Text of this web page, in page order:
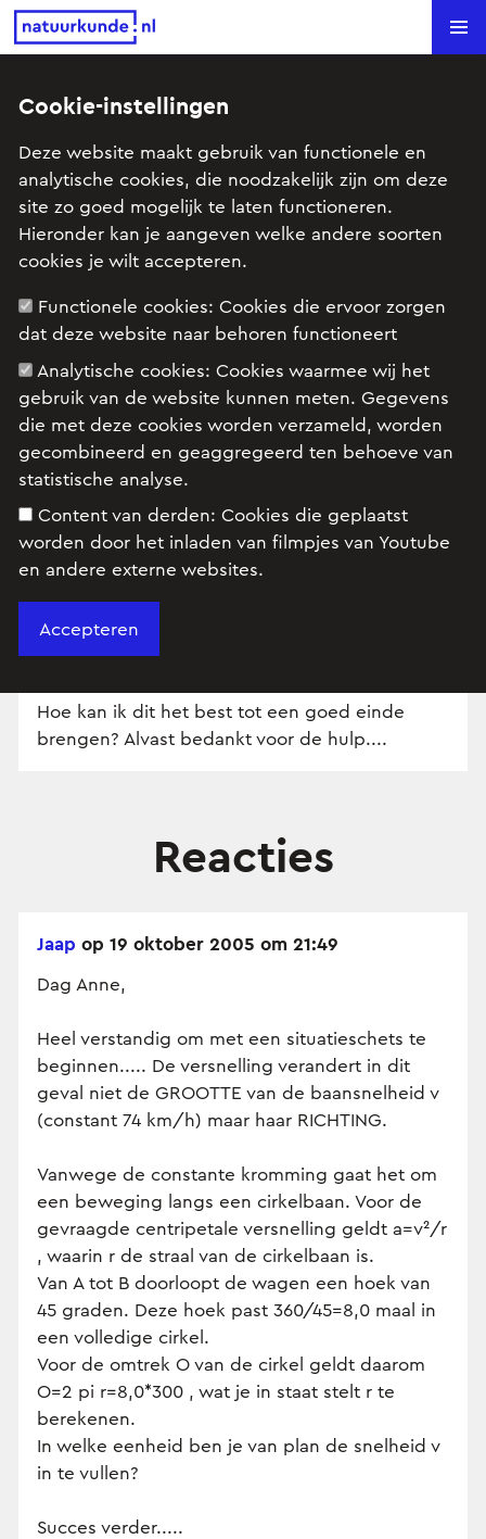
Natuurkunde.nl Search
Terug naar overzicht
versnelling
Annestelde deze vraag op 19 oktober 2005 om
21:05.
Een wagen neemt een bocht (de kromming
tussen de punten A en B blijft constant) met
een snelheid waarvan de grootte constant en
gelijk aan 74 km/h blijft. De punten A en B
bevinden zich op een afstand van 300m en de
richting van de ogenblikkelijke snelheden in A
en B maken een hoek van 45°.
Met welke versnelling gebeurt deze beweging?
Allereest maakte ik een figuur waarop ik alle
gegevens aanduidde maar ik bekom bijlange
niet de juiste oplossing (a=1,11m/s²)?
Hoe kan ik dit het best tot een goed einde
brengen? Alvast bedankt voor de hulp....
Reacties
Jaap op 19 oktober 2005 om 21:49
Dag Anne,
Heel verstandig om met een situatieschets te
beginnen..... De versnelling verandert in dit
geval niet de GROOTTE van de baansnelheid v
(constant 74 km/h) maar haar RICHTING.
Vanwege de constante kromming gaat het om
een beweging langs een cirkelbaan. Voor de
gevraagde centripetale versnelling geldt a=v²/r
, waarin r de straal van de cirkelbaan is.
Van A tot B doorloopt de wagen een hoek van
45 graden. Deze hoek past 360/45=8,0 maal in
een volledige cirkel.
Voor de omtrek O van de cirkel geldt daarom
O=2 pi r=8,0*300 , wat je in staat stelt r te
berekenen.
In welke eenheid ben je van plan de snelheid v
in te vullen?
Succes verder.....
Cookie-instellingen
Deze website maakt gebruik van functionele en
analytische cookies, die noodzakelijk zijn om deze
site zo goed mogelijk te laten functioneren.
Hieronder kan je aangeven welke andere soorten
cookies je wilt accepteren.
Functionele cookies: Cookies die ervoor zorgen
dat deze website naar behoren functioneert
Analytische cookies: Cookies waarmee wij het
gebruik van de website kunnen meten. Gegevens
die met deze cookies worden verzameld, worden
gecombineerd en geaggregeerd ten behoeve van
statistische analyse.
Content van derden: Cookies die geplaatst
worden door het inladen van filmpjes van Youtube
en andere externe websites.